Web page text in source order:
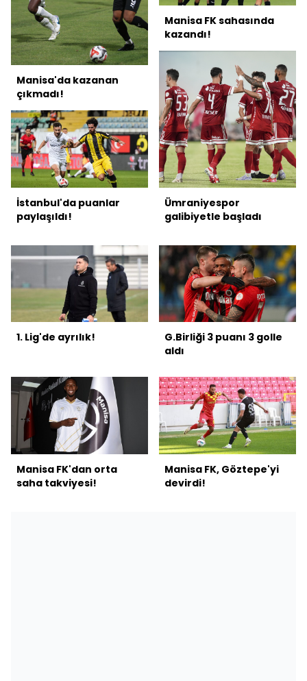
Manisa'da kazanan
çıkmadı!
İstanbul'da puanlar
paylaşıldı!
Manisa FK sahasında
kazandı!
Ümraniyespor
galibiyetle başladı
1. Lig'de ayrılık!
G.Birliği 3 puanı 3 golle
aldı
Manisa FK'dan orta
saha takviyesi!
Manisa FK, Göztepe'yi
devirdi!